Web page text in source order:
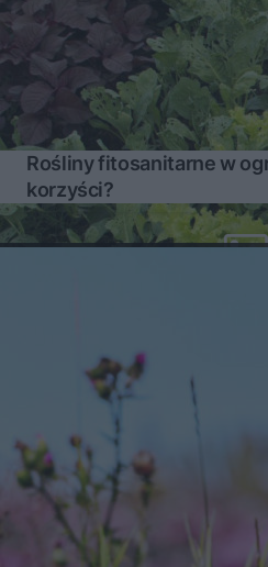
Rośliny fitosanitarne w
korzyści?